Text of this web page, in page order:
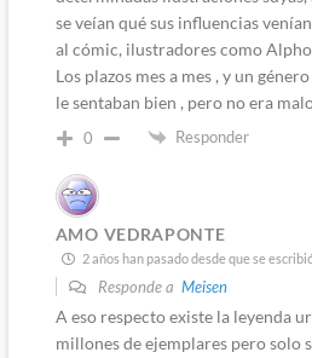
se veían qué sus influencias
al cómic, ilustradores como
Los plazos mes a mes , y un
le sentaban bien , pero no era
0 Responder
AMO VEDRAPONTE
2 años han pasado desde que se
Responde a Meisen
A eso respecto existe la leyenda
millones de ejemplares pero solo